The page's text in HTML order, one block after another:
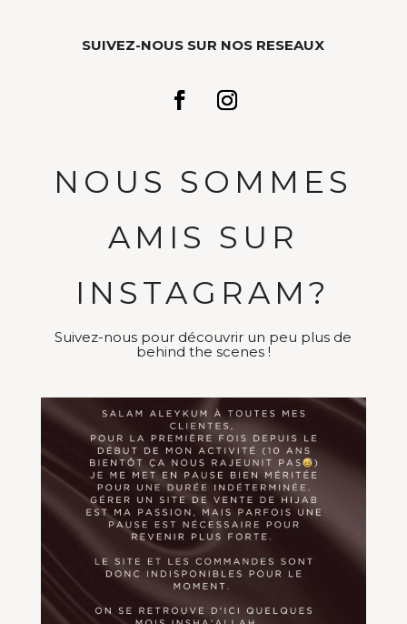
SUIVEZ-NOUS SUR NOS RESEAUX
NOUS SOMMES
AMIS SUR
INSTAGRAM?
Suivez-nous pour découvrir un peu plus de
behind the scenes !